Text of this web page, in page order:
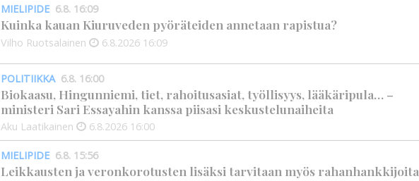
MIELIPIDE 6.8. 16:09
Kuinka kauan Kiuruveden pyöräteiden annetaan rapistua?
Vilho Ruotsalainen 6.8.2026 16:09
POLITIIKKA 6.8. 16:00
Biokaasu, Hingunniemi, tiet, rahoitusasiat, työllisyys, lääkäripula… –
ministeri Sari Essayahin kanssa piisasi keskustelunaiheita
Aku Laatikainen 6.8.2026 16:00
MIELIPIDE 6.8. 15:56
Leikkausten ja veronkorotusten lisäksi tarvitaan myös rahanhankkijoita